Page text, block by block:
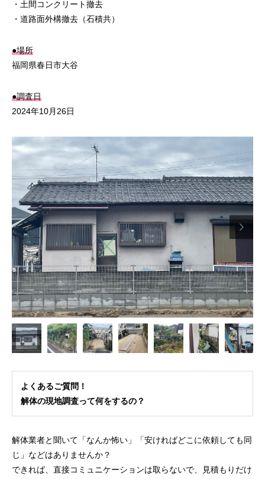
・土間コンクリート撤去
・道路面外構撤去（石積共）
●場所
福岡県春日市大谷
●調査日
2024年10月26日

よくあるご質問！
解体の現地調査って何をするの？
解体業者と聞いて「なんか怖い」「安ければどこに依頼しても同
じ」などはありませんか？
できれば、直接コミュニケーションは取らないで、見積もりだけ